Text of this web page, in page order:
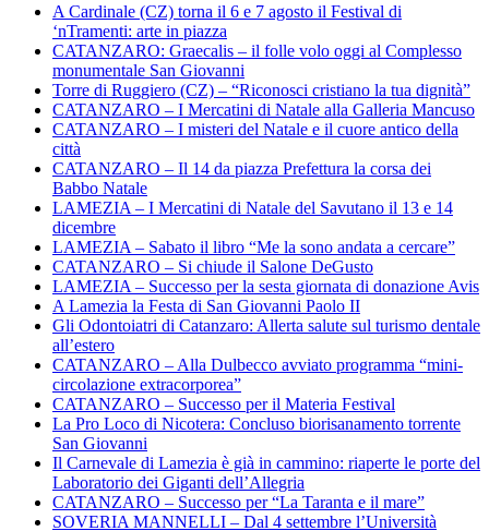
A Cardinale (CZ) torna il 6 e 7 agosto il Festival di
‘nTramenti: arte in piazza
CATANZARO: Graecalis – il folle volo oggi al Complesso
monumentale San Giovanni
Torre di Ruggiero (CZ) – “Riconosci cristiano la tua dignità”
CATANZARO – I Mercatini di Natale alla Galleria Mancuso
CATANZARO – I misteri del Natale e il cuore antico della
città
CATANZARO – Il 14 da piazza Prefettura la corsa dei
Babbo Natale
LAMEZIA – I Mercatini di Natale del Savutano il 13 e 14
dicembre
LAMEZIA – Sabato il libro “Me la sono andata a cercare”
CATANZARO – Si chiude il Salone DeGusto
LAMEZIA – Successo per la sesta giornata di donazione Avis
A Lamezia la Festa di San Giovanni Paolo II
Gli Odontoiatri di Catanzaro: Allerta salute sul turismo dentale
all’estero
CATANZARO – Alla Dulbecco avviato programma “mini-
circolazione extracorporea”
CATANZARO – Successo per il Materia Festival
La Pro Loco di Nicotera: Concluso biorisanamento torrente
San Giovanni
Il Carnevale di Lamezia è già in cammino: riaperte le porte del
Laboratorio dei Giganti dell’Allegria
CATANZARO – Successo per “La Taranta e il mare”
SOVERIA MANNELLI – Dal 4 settembre l’Università